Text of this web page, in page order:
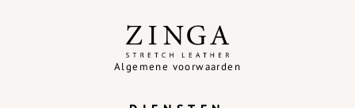
Algemene voorwaarden